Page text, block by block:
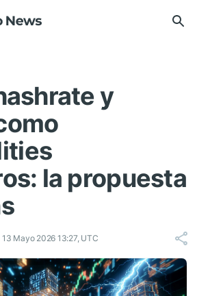
y
la propuesta
13 Mayo 2026 13:27, UTC